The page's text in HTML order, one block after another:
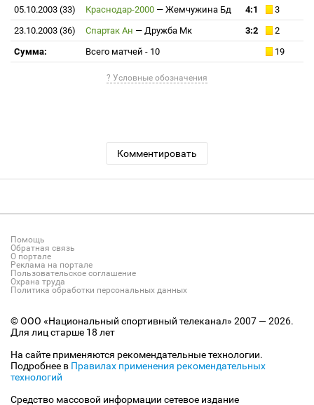
05.10.2003 (33)
Краснодар-2000 — Жемчужина Бд 4:1
3
23.10.2003 (36)
Спартак Ан — Дружба Мк 3:2
2
Сумма:
Всего матчей - 10 19
? Условные обозначения
Комментировать
Помощь
Обратная связь
О портале
Реклама на портале
Пользовательское соглашение
Охрана труда
Политика обработки персональных данных
© ООО «Национальный спортивный телеканал» 2007 — 2026.
Для лиц старше 18 лет
На сайте применяются рекомендательные технологии.
Подробнее в Правилах применения рекомендательных
технологий
Средство массовой информации сетевое издание